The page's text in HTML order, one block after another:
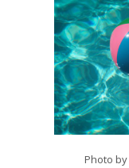
Photo by